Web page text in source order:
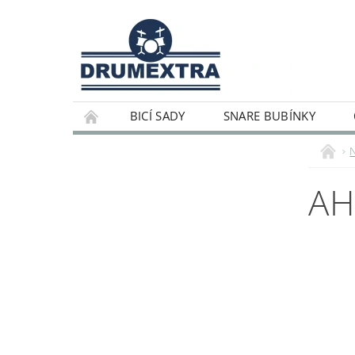
BICÍ SADY SNARE BUBÍNKY